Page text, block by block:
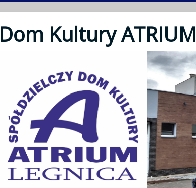
Dom Kultury ATRIUM